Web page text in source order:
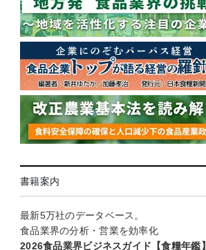
書籍案内
最新5万社のデータベース。
食品業界の分析・営業を効率化
2026食品業界ビジネスガイド【食糧年鑑】